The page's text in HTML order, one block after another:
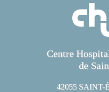
Centre
de
42055 SAINT-